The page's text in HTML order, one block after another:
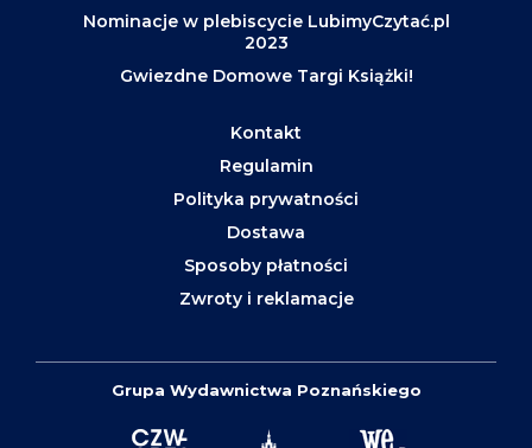
Nominacje w plebiscycie LubimyCzytać.pl
2023
Gwiezdne Domowe Targi Książki!
Kontakt
Regulamin
Polityka prywatności
Dostawa
Sposoby płatności
Zwroty i reklamacje
Grupa Wydawnictwa Poznańskiego